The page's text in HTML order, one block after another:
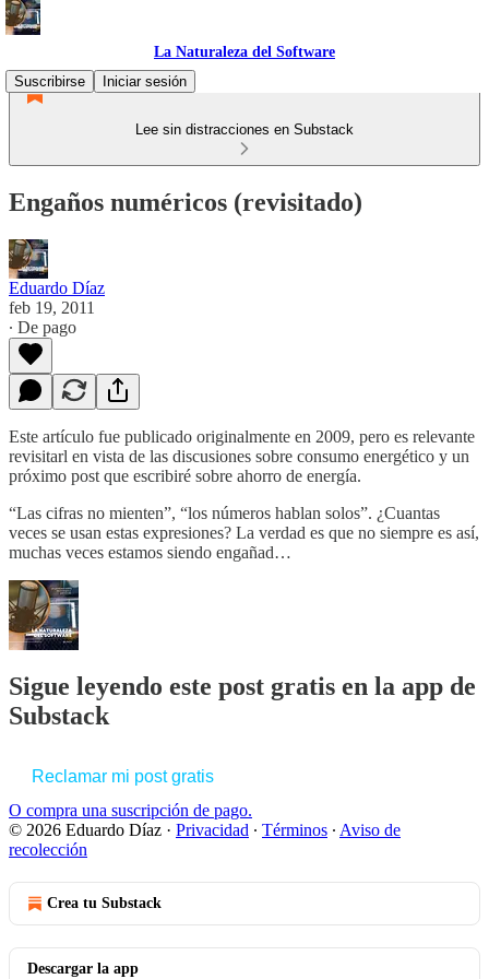
La Naturaleza del Software
Suscribirse
Iniciar sesión
Lee sin distracciones en Substack
Engaños numéricos (revisitado)
Eduardo Díaz
feb 19, 2011
∙ De pago
Este artículo fue publicado originalmente en 2009, pero es relevante
revisitarl en vista de las discusiones sobre consumo energético y un
próximo post que escribiré sobre ahorro de energía.
“Las cifras no mienten”, “los números hablan solos”. ¿Cuantas
veces se usan estas expresiones? La verdad es que no siempre es así,
muchas veces estamos siendo engañad…
Sigue leyendo este post gratis en la app de
Substack
Reclamar mi post gratis
O compra una suscripción de pago.
© 2026 Eduardo Díaz · Privacidad ∙ Términos ∙ Aviso de
recolección
Crea tu Substack
Descargar la app